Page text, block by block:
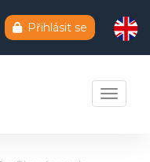
Přihlásit se
Toggle